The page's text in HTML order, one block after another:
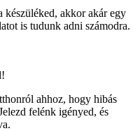
készüléked, akkor akár egy
is tudunk adni számodra.
ahhoz, hogy hibás
felénk igényed, és